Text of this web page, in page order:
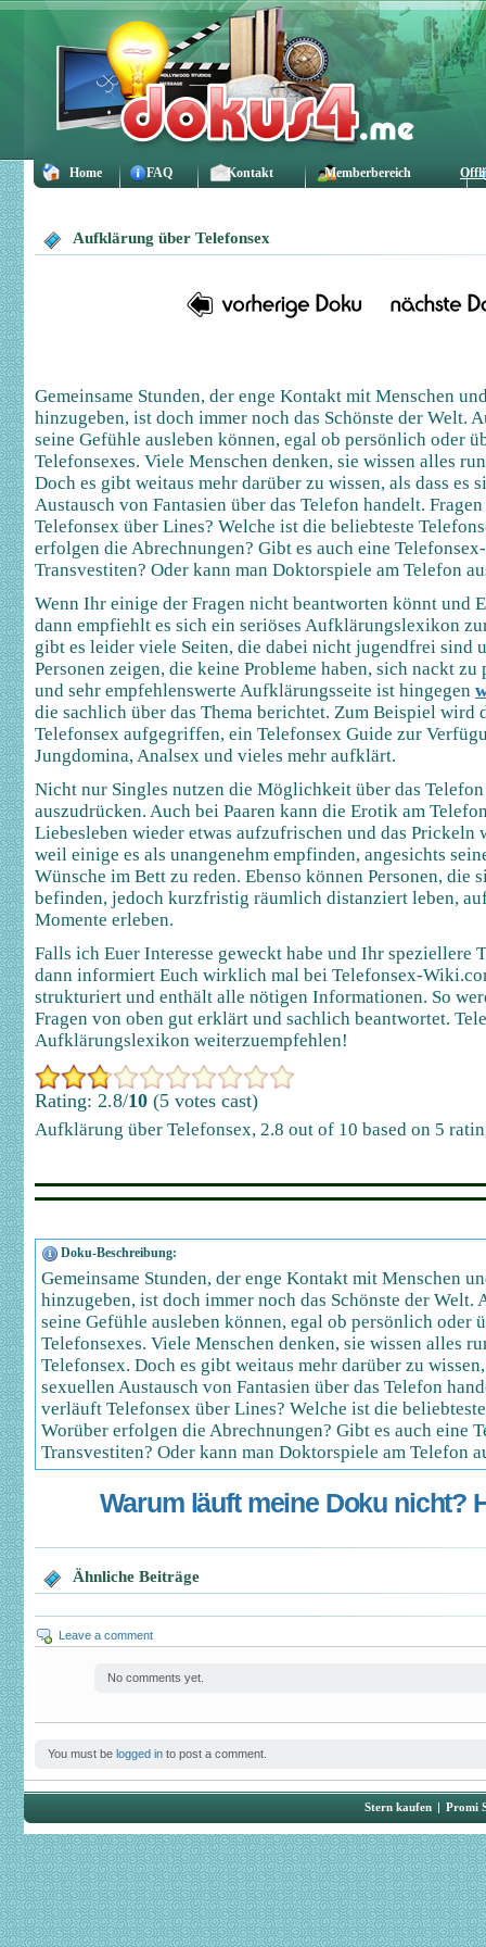
Home FAQ Kontakt Memberbereich
Aufklärung über Telefonsex
Gemeinsame Stunden, der enge Kontakt mit Menschen
hinzugeben, ist doch immer noch das Schönste der Welt.
seine Gefühle ausleben können, egal ob persönlich oder
Telefonsexes. Viele Menschen denken, sie wissen alles
Doch es gibt weitaus mehr darüber zu wissen, als dass es
Austausch von Fantasien über das Telefon handelt.
Telefonsex über Lines? Welche ist die beliebteste
erfolgen die Abrechnungen? Gibt es auch eine
Transvestiten? Oder kann man Doktorspiele am Telefon
Wenn Ihr einige der Fragen nicht beantworten könnt und
dann empfiehlt es sich ein seriöses Aufklärungslexikon
gibt es leider viele Seiten, die dabei nicht jugendfrei sind
Personen zeigen, die keine Probleme haben, sich nackt zu
und sehr empfehlenswerte Aufklärungsseite ist hingegen
die sachlich über das Thema berichtet. Zum Beispiel wird
Telefonsex aufgegriffen, ein Telefonsex Guide zur
Jungdomina, Analsex und vieles mehr aufklärt.
Nicht nur Singles nutzen die Möglichkeit über das
auszudrücken. Auch bei Paaren kann die Erotik am
Liebesleben wieder etwas aufzufrischen und das Prickeln
weil einige es als unangenehm empfinden, angesichts
Wünsche im Bett zu reden. Ebenso können Personen, die
befinden, jedoch kurzfristig räumlich distanziert leben,
Momente erleben.
Falls ich Euer Interesse geweckt habe und Ihr speziellere
dann informiert Euch wirklich mal bei Telefonsex-
strukturiert und enthält alle nötigen Informationen. So
Fragen von oben gut erklärt und sachlich beantwortet.
Aufklärungslexikon weiterzuempfehlen!
Rating: 2.8/10 (5 votes cast)
Aufklärung über Telefonsex, 2.8 out of 10 based on 5
Doku-Beschreibung:
Gemeinsame Stunden, der enge Kontakt mit Menschen
hinzugeben, ist doch immer noch das Schönste der Welt.
seine Gefühle ausleben können, egal ob persönlich oder
Telefonsexes. Viele Menschen denken, sie wissen alles
Telefonsex. Doch es gibt weitaus mehr darüber zu
sexuellen Austausch von Fantasien über das Telefon
verläuft Telefonsex über Lines? Welche ist die
Worüber erfolgen die Abrechnungen? Gibt es auch eine
Transvestiten? Oder kann man Doktorspiele am Telefon
Warum läuft meine Doku nicht?
Ähnliche Beiträge
Leave a comment
No comments yet.
You must be logged in to post a comment.
Stern kaufen | Promi